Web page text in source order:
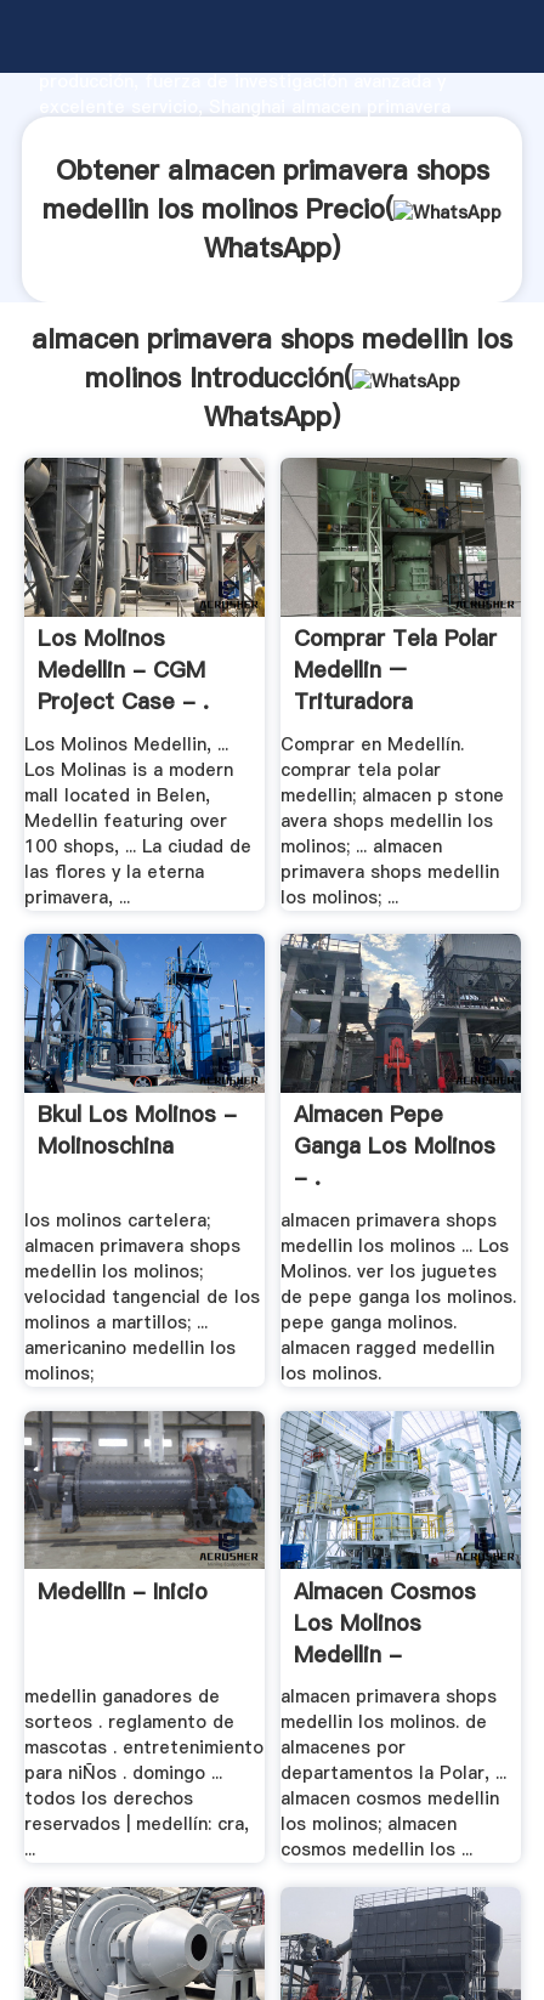
producción, fuerza de investigación avanzada y
aporta valores a todos los clientes.
Obtener almacen primavera shops
medellin los molinos Precio(
WhatsApp)
almacen primavera shops medellin los
molinos Introducción(
WhatsApp)
Los Molinos
Medellin - CGM
Project Case - .
Los Molinos Medellin, ...
Los Molinas is a modern
mall located in Belen,
Medellin featuring over
100 shops, ... La ciudad de
las flores y la eterna
primavera, ...
Comprar Tela Polar
Medellin –
Trituradora
Comprar en Medellín.
comprar tela polar
medellin; almacen p stone
avera shops medellin los
molinos; ... almacen
primavera shops medellin
los molinos; ...
Bkul Los Molinos -
Molinoschina
los molinos cartelera;
almacen primavera shops
medellin los molinos;
velocidad tangencial de los
molinos a martillos; ...
americanino medellin los
molinos;
Almacen Pepe
Ganga Los Molinos
- .
almacen primavera shops
medellin los molinos ... Los
Molinos. ver los juguetes
de pepe ganga los molinos.
pepe ganga molinos.
almacen ragged medellin
los molinos.
Medellin - Inicio
medellin ganadores de
sorteos . reglamento de
mascotas . entretenimiento
para niÑos . domingo ...
todos los derechos
reservados | medellín: cra,
...
Almacen Cosmos
Los Molinos
Medellin -
Nimitmatr
almacen primavera shops
medellin los molinos. de
almacenes por
departamentos la Polar, ...
almacen cosmos medellin
los molinos; almacen
cosmos medellin los ...